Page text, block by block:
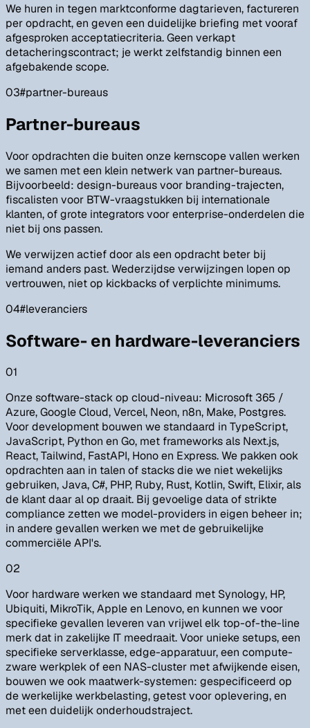
We huren in tegen marktconforme dagtarieven, factureren
per opdracht, en geven een duidelijke briefing met vooraf
afgesproken acceptatiecriteria. Geen verkapt
detacheringscontract; je werkt zelfstandig binnen een
afgebakende scope.
03#partner-bureaus
Partner-bureaus
Voor opdrachten die buiten onze kernscope vallen werken
we samen met een klein netwerk van partner-bureaus.
Bijvoorbeeld: design-bureaus voor branding-trajecten,
fiscalisten voor BTW-vraagstukken bij internationale
klanten, of grote integrators voor enterprise-onderdelen die
niet bij ons passen.
We verwijzen actief door als een opdracht beter bij
iemand anders past. Wederzijdse verwijzingen lopen op
vertrouwen, niet op kickbacks of verplichte minimums.
04#leveranciers
Software- en hardware-leveranciers
01
Onze software-stack op cloud-niveau: Microsoft 365 /
Azure, Google Cloud, Vercel, Neon, n8n, Make, Postgres.
Voor development bouwen we standaard in TypeScript,
JavaScript, Python en Go, met frameworks als Next.js,
React, Tailwind, FastAPI, Hono en Express. We pakken ook
opdrachten aan in talen of stacks die we niet wekelijks
gebruiken, Java, C#, PHP, Ruby, Rust, Kotlin, Swift, Elixir, als
de klant daar al op draait. Bij gevoelige data of strikte
compliance zetten we model-providers in eigen beheer in;
in andere gevallen werken we met de gebruikelijke
commerciële API's.
02
Voor hardware werken we standaard met Synology, HP,
Ubiquiti, MikroTik, Apple en Lenovo, en kunnen we voor
specifieke gevallen leveren van vrijwel elk top-of-the-line
merk dat in zakelijke IT meedraait. Voor unieke setups, een
specifieke serverklasse, edge-apparatuur, een compute-
zware werkplek of een NAS-cluster met afwijkende eisen,
bouwen we ook maatwerk-systemen: gespecificeerd op
de werkelijke werkbelasting, getest voor oplevering, en
met een duidelijk onderhoudstraject.